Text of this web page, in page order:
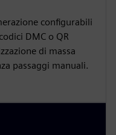
configurabili
DMC o QR
di massa
passaggi manuali.